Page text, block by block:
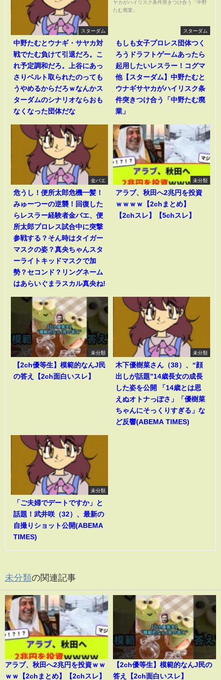
スターダム
中野たむとウナギ・サヤカ対
戦でたむ負けて引退だろ。こ
れ予定調和だろ。上谷にあっ
さりベルト取られたのっても
うやめるからだろｗなんかス
ターダムのシナリオならおも
なくなった団体だな
スターダム
もしも女子プロレス団体つく
ろうドラフトゲームあったら
起用したいレスラー！コグマ
他【スターダム】中野たむと
ウナギサヤカがハイリスク条
件突きつけ合う「中野たむ廃
業」
金バエ
危うし！便所太郎危機一髪！
みゅーつーの逆襲！回復した
らレスラー経験者金バエ、便
所太郎プロレス試合中に突撃
参戦する？そん時はタイガー
マスクの姿？真央ちゃんスタ
ーライトキッドマスクで加
勢？セコンド？リングネーム
はあらいぐまラスカル真央ね!
未分類
アラブ、秋田へ2兆円を投資
ｗｗｗｗ【2chまとめ】
【2chスレ】【5chスレ】
未分類
【2ch優等生】模範的なんJ民
の答え【2ch面白いスレ】
未分類
木下優樹菜さん（38）、“顔
出しが話題”14歳長女の成長
した姿を公開 「14歳とは思
えぬオトナっぽさ」「優樹菜
ちゃんにそっくりすぎる」な
ど反響(ABEMA TIMES)
未分類
「ご夫婦でデートですか」と
話題！武井咲（32）、最新の
自撮りショット公開(ABEMA
TIMES)
未分類の関連記事
アラブ、秋田へ2兆円を投資ｗｗ
ｗｗ【2chまとめ】【2chスレ】
【2ch優等生】模範的なんJ民の
答え【2ch面白いスレ】